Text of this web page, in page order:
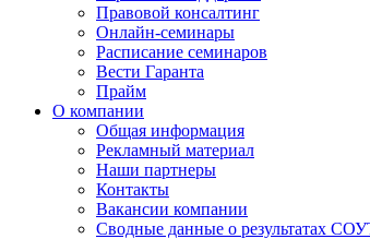
Правовой консалтинг
Онлайн-семинары
Расписание семинаров
Вести Гаранта
Прайм
О компании
Общая информация
Рекламный материал
Наши партнеры
Контакты
Вакансии компании
Сводные данные о результатах